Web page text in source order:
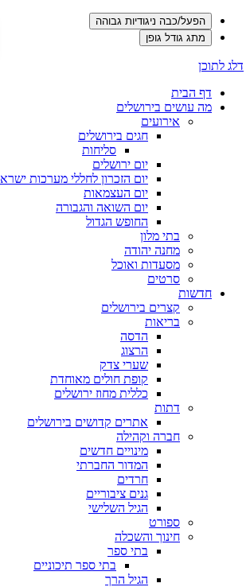
הפעל/כבה ניגודיות גבוהה
מתג גודל גופן
דלג לתוכן
דף הבית
מה עושים בירושלים
אירועים
חגים בירושלים
סליחות
יום ירושלים
יום הזכרון לחללי מערכות ישראל
יום העצמאות
יום השואה והגבורה
החופש הגדול
בתי מלון
מחנה יהודה
מסעדות ואוכל
סרטים
חדשות
קצרים בירושלים
בריאות
הדסה
הרצוג
שערי צדק
קופת חולים מאוחדת
כללית מחוז ירושלים
דתות
אתרים קדושים בירושלים
חברה וקהילה
מינויים חדשים
המדור החברתי
חרדים
גנים ציבוריים
הגיל השלישי
ספורט
חינוך והשכלה
בתי ספר
בתי ספר תיכוניים
הגיל הרך